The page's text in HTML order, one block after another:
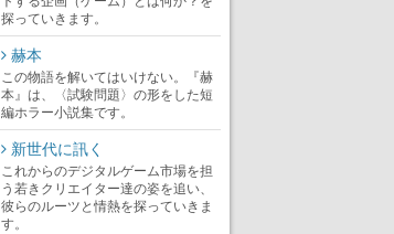
探っていきます。
赫本
この物語を解いてはいけない。『赫
本』は、〈試験問題〉の形をした短
編ホラー小説集です。
新世代に訊く
これからのデジタルゲーム市場を担
う若きクリエイター達の姿を追い、
彼らのルーツと情熱を探っていきま
す。